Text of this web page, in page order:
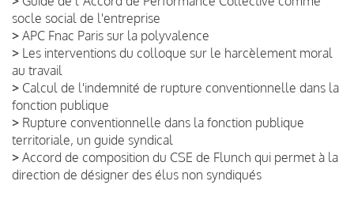
socle social de l'entreprise
> APC Fnac Paris sur la polyvalence
> Les interventions du colloque sur le harcèlement moral
au travail
> Calcul de l'indemnité de rupture conventionnelle dans la
fonction publique
> Rupture conventionnelle dans la fonction publique
territoriale, un guide syndical
> Accord de composition du CSE de Flunch qui permet à la
direction de désigner des élus non syndiqués